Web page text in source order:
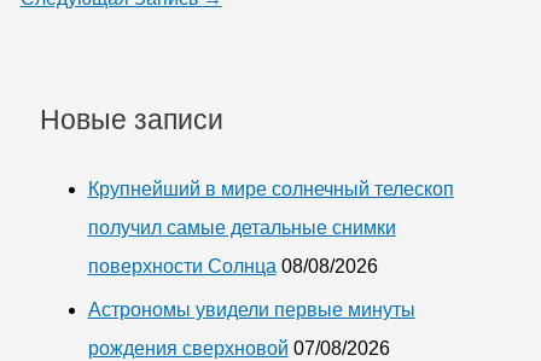
Новые записи
Крупнейший в мире солнечный телескоп
получил самые детальные снимки
поверхности Солнца 08/08/2026
Астрономы увидели первые минуты
рождения сверхновой 07/08/2026